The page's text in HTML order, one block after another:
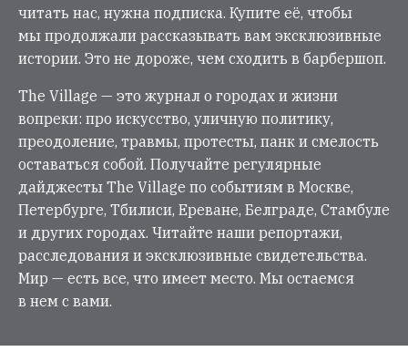
читать нас, нужна подписка. Купите её, чтобы
мы продолжали рассказывать вам эксклюзивные
истории. Это не дороже, чем сходить в барбершоп.
The Village — это журнал о городах и жизни
вопреки: про искусство, уличную политику,
преодоление, травмы, протесты, панк и смелость
оставаться собой. Получайте регулярные
дайджесты The Village по событиям в Москве,
Петербурге, Тбилиси, Ереване, Белграде, Стамбуле
и других городах. Читайте наши репортажи,
расследования и эксклюзивные свидетельства.
Мир — есть все, что имеет место. Мы остаемся
в нем с вами.